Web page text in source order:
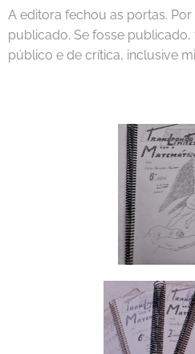
A editora fechou as portas.
publicado. Se fosse
público e de crítica, inclusive